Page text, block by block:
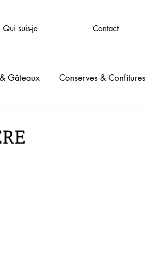
Qui suis-je Contact
Gâteaux Conserves & Confitures
& Bien-être